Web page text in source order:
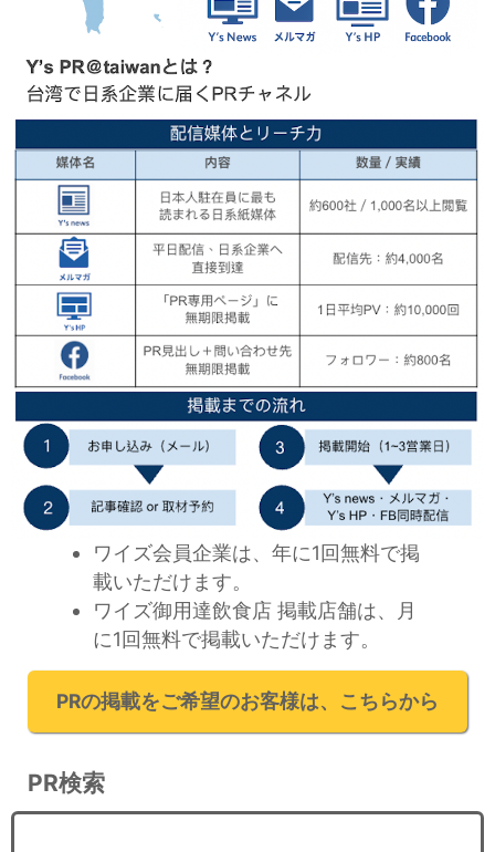
ワイズ会員企業は、年に1回無料で掲
載いただけます。
ワイズ御用達飲食店 掲載店舗は、月
に1回無料で掲載いただけます。
PRの掲載をご希望のお客様は、こちらから
PR検索